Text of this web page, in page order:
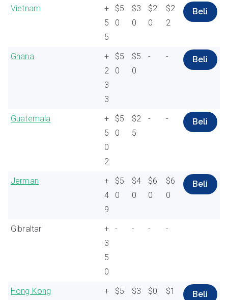
Vietnam
+
5
5
$5
0
$3
0
$2
0
$2
2
Beli
Ghana
+
2
3
3
$5
0
$5
0
- - Beli
Guatemala
+
5
0
2
$5
0
$2
5
- - Beli
Jerman
+
4
9
$5
0
$4
0
$6
0
$6
0
Beli
Gibraltar
+
3
5
0
- - - -
Hong Kong
+
$5
$3
$0
$1
Beli